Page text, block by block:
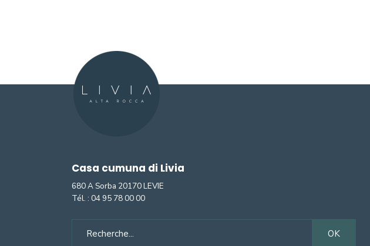
Casa cumuna di Livia
680 A Sorba 20170 LEVIE
Tél. : 04 95 78 00 00
OK